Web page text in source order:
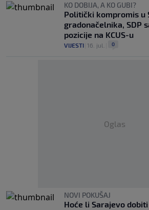
KO DOBIJA, A KO GUBI?
Politički kompromis u
gradonačelnika, SDP
pozicije na KCUS-u
VIJESTI 16. jul. 0
Oglas
NOVI POKUŠAJ
Hoće li Sarajevo